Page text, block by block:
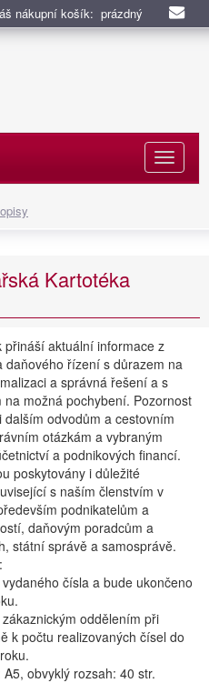
nákupní košík: prázdný
Kartotéka
přináší aktuální informace z
daňového řízení s důrazem na
a správná řešení a s
na možná pochybení. Pozornost
dalším odvodům a cestovním
otázkám a vybraným
a podnikových financí.
poskytovány i důležité
s naším členstvím v
podnikatelům a
daňovým poradcům a
státní správě a samosprávě.
čísla a bude ukončeno
oddělením při
k počtu realizovaných čísel do
obvyklý rozsah: 40 str.